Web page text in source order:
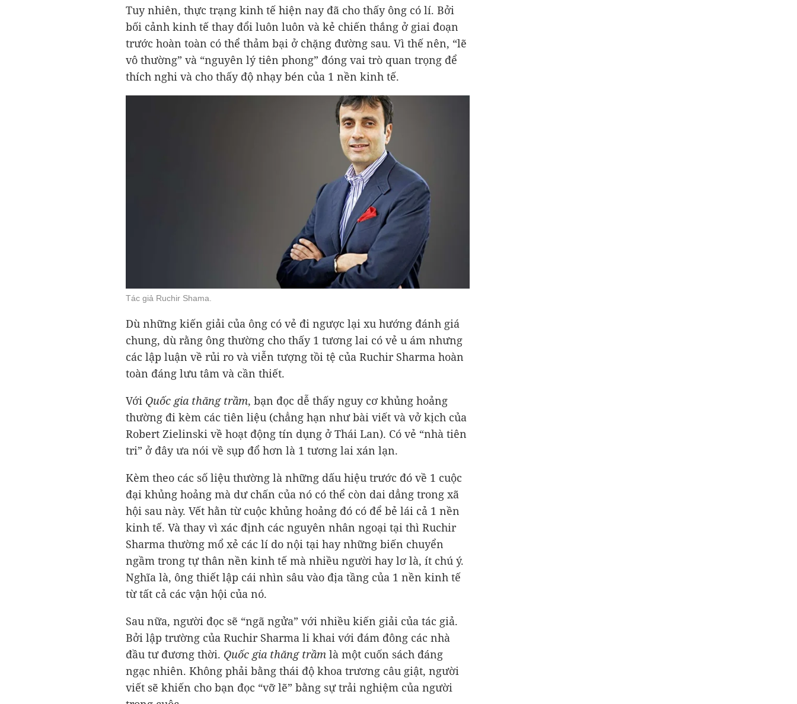
Tuy nhiên, thực trạng kinh tế hiện nay đã cho thấy ông có lí. Bởi
bối cảnh kinh tế thay đổi luôn luôn và kẻ chiến thắng ở giai đoạn
trước hoàn toàn có thể thảm bại ở chặng đường sau. Vì thế nên, “lẽ
vô thường” và “nguyên lý tiên phong” đóng vai trò quan trọng để
thích nghi và cho thấy độ nhạy bén của 1 nền kinh tế.
Tác giả Ruchir Shama.
Dù những kiến giải của ông có vẻ đi ngược lại xu hướng đánh giá
chung, dù rằng ông thường cho thấy 1 tương lai có vẻ u ám nhưng
các lập luận về rủi ro và viễn tượng tồi tệ của Ruchir Sharma hoàn
toàn đáng lưu tâm và cần thiết.
Với Quốc gia thăng trầm, bạn đọc dễ thấy nguy cơ khủng hoảng
thường đi kèm các tiên liệu (chẳng hạn như bài viết và vở kịch của
Robert Zielinski về hoạt động tín dụng ở Thái Lan). Có vẻ “nhà tiên
tri” ở đây ưa nói về sụp đổ hơn là 1 tương lai xán lạn.
Kèm theo các số liệu thường là những dấu hiệu trước đó về 1 cuộc
đại khủng hoảng mà dư chấn của nó có thể còn dai dẳng trong xã
hội sau này. Vết hằn từ cuộc khủng hoảng đó có để bẻ lái cả 1 nền
kinh tế. Và thay vì xác định các nguyên nhân ngoại tại thì Ruchir
Sharma thường mổ xẻ các lí do nội tại hay những biến chuyển
ngầm trong tự thân nền kinh tế mà nhiều người hay lơ là, ít chú ý.
Nghĩa là, ông thiết lập cái nhìn sâu vào địa tầng của 1 nền kinh tế
từ tất cả các vận hội của nó.
Sau nữa, người đọc sẽ “ngã ngửa” với nhiều kiến giải của tác giả.
Bởi lập trường của Ruchir Sharma li khai với đám đông các nhà
đầu tư đương thời. Quốc gia thăng trầm là một cuốn sách đáng
ngạc nhiên. Không phải bằng thái độ khoa trương câu giật, người
viết sẽ khiến cho bạn đọc “vỡ lẽ” bằng sự trải nghiệm của người